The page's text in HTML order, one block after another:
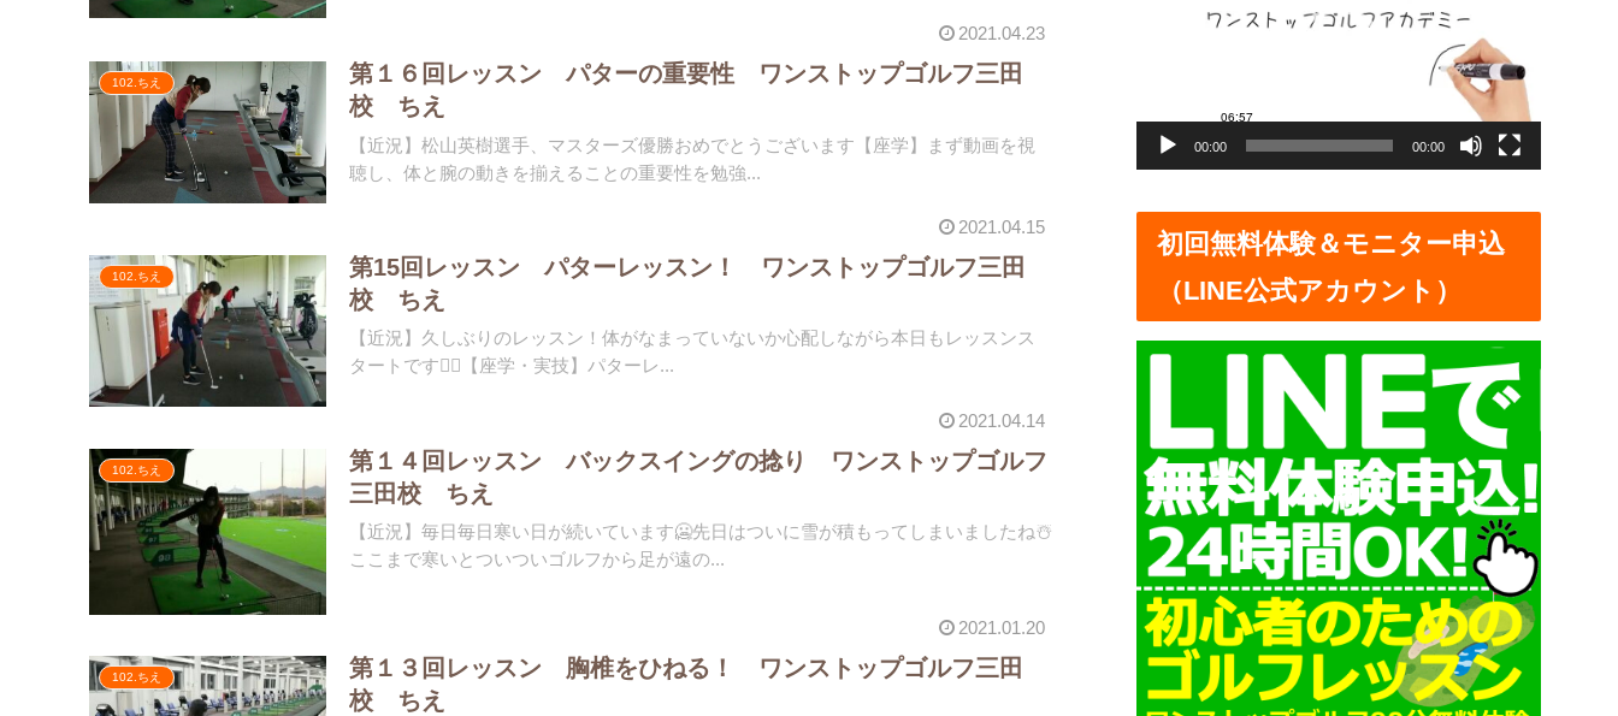
2021.04.23
102.ちえ
第１６回レッスン パターの重要性 ワンストップゴルフ三田
校 ちえ
【近況】松山英樹選手、マスターズ優勝おめでとうございます【座学】まず動画を視
聴し、体と腕の動きを揃えることの重要性を勉強...
2021.04.15
102.ちえ
第15回レッスン パターレッスン！ ワンストップゴルフ三田
校 ちえ
【近況】久しぶりのレッスン！体がなまっていないか心配しながら本日もレッスンス
タートです🏌️‍♀️【座学・実技】️パターレ...
2021.04.14
102.ちえ
第１４回レッスン バックスイングの捻り ワンストップゴルフ
三田校 ちえ
【近況】毎日毎日寒い日が続いています🥶先日はついに雪が積もってしまいましたね☃️
ここまで寒いとついついゴルフから足が遠の...
2021.01.20
102.ちえ
第１３回レッスン 胸椎をひねる！ ワンストップゴルフ三田
校 ちえ
ー
ヤ
ー
00:00 00:00
初回無料体験＆モニター申込
（LINE公式アカウント）